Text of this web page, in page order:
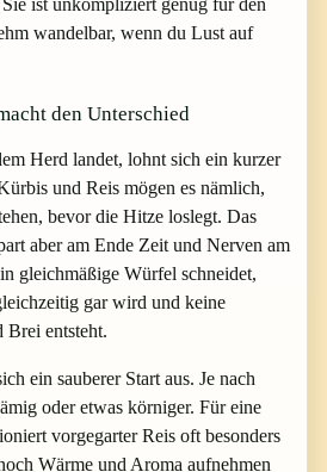
wandelbar, wenn du Lust auf
den Unterschied
Herd landet, lohnt sich ein kurzer
und Reis mögen es nämlich,
bevor die Hitze loslegt. Das
aber am Ende Zeit und Nerven am
gleichmäßige Würfel schneidet,
gar wird und keine
Brei entsteht.
ein sauberer Start aus. Je nach
oder etwas körniger. Für eine
vorgegarter Reis oft besonders
Wärme und Aroma aufnehmen